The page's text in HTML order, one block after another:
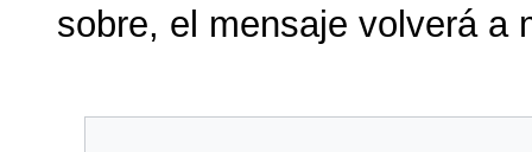
sobre, el mensaje volverá a